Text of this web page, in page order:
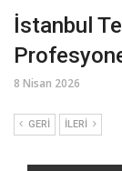
İstanbul
8 Nisan 2026
GERI İLERI